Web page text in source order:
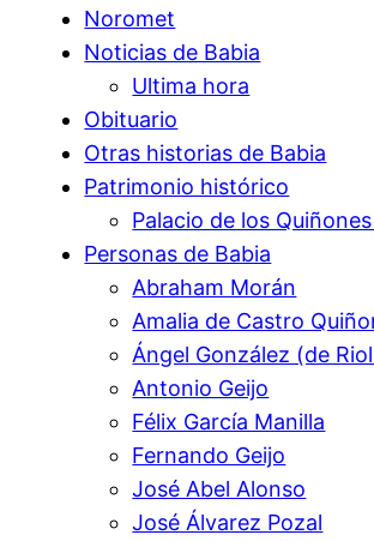
Noromet
Noticias de Babia
Ultima hora
Obituario
Otras historias de Babia
Patrimonio histórico
Palacio de los
Personas de Babia
Abraham Morán
Amalia de Castro
Ángel González (de
Antonio Geijo
Félix García Manilla
Fernando Geijo
José Abel Alonso
José Álvarez Pozal